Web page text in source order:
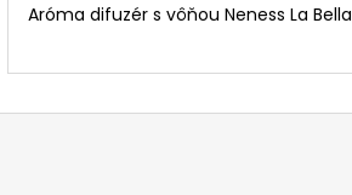
Aróma difuzér s vôňou Neness La Bella